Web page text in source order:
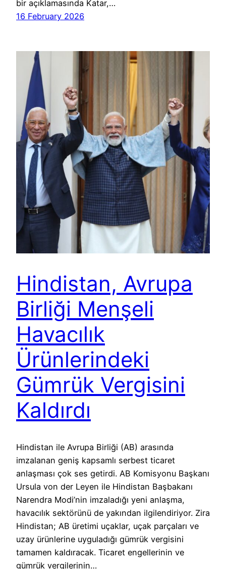
bir açıklamasında Katar,…
16 February 2026
Hindistan, Avrupa
Birliği Menşeli
Havacılık
Ürünlerindeki
Gümrük Vergisini
Kaldırdı
Hindistan ile Avrupa Birliği (AB) arasında
imzalanan geniş kapsamlı serbest ticaret
anlaşması çok ses getirdi. AB Komisyonu Başkanı
Ursula von der Leyen ile Hindistan Başbakanı
Narendra Modi’nin imzaladığı yeni anlaşma,
havacılık sektörünü de yakından ilgilendiriyor. Zira
Hindistan; AB üretimi uçaklar, uçak parçaları ve
uzay ürünlerine uyguladığı gümrük vergisini
tamamen kaldıracak. Ticaret engellerinin ve
gümrük vergilerinin…